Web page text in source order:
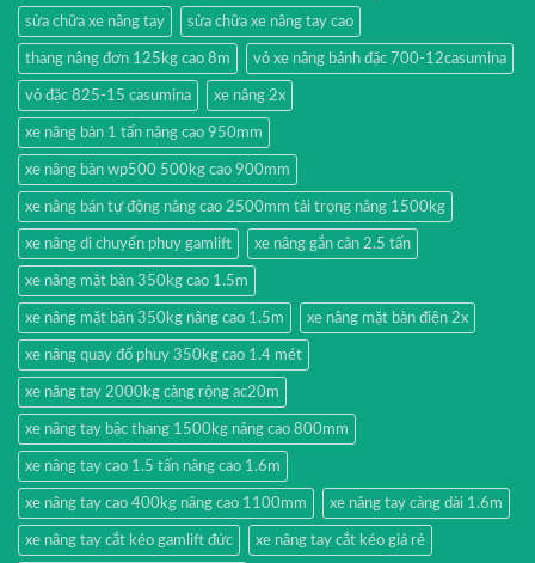
sửa chữa xe nâng tay sửa chữa xe nâng tay cao
thang nâng đơn 125kg cao 8m vỏ xe nâng bánh đặc 700-12casumina
vỏ đặc 825-15 casumina xe nâng 2x
xe nâng bàn 1 tấn nâng cao 950mm
xe nâng bàn wp500 500kg cao 900mm
xe nâng bán tự động nâng cao 2500mm tải trọng nâng 1500kg
xe nâng di chuyển phuy gamlift xe nâng gắn cân 2.5 tấn
xe nâng mặt bàn 350kg cao 1.5m
xe nâng mặt bàn 350kg nâng cao 1.5m xe nâng mặt bàn điện 2x
xe nâng quay đổ phuy 350kg cao 1.4 mét
xe nâng tay 2000kg càng rộng ac20m
xe nâng tay bậc thang 1500kg nâng cao 800mm
xe nâng tay cao 1.5 tấn nâng cao 1.6m
xe nâng tay cao 400kg nâng cao 1100mm xe nâng tay càng dài 1.6m
xe nâng tay cắt kéo gamlift đức xe nâng tay cắt kéo giá rẻ